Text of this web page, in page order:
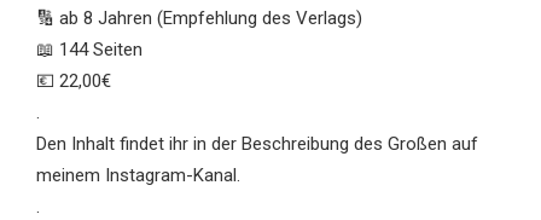
🔢 ab 8 Jahren (Empfehlung des Verlags)
📖 144 Seiten
💶 22,00€
.
Den Inhalt findet ihr in der Beschreibung des Großen auf
meinem Instagram-Kanal.
.